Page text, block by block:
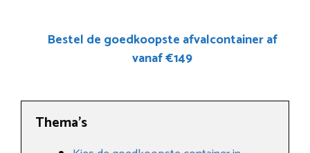
Bestel de goedkoopste afvalcontainer af
vanaf €149
Thema’s